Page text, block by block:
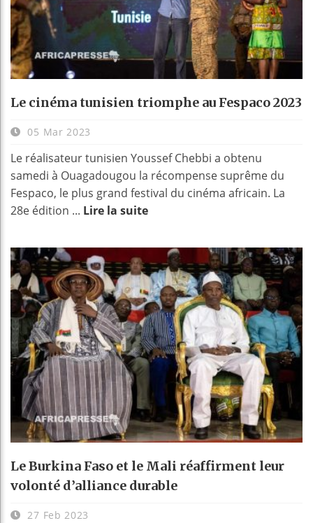
Le cinéma tunisien triomphe au Fespaco 2023
05 Mar 2023
Le réalisateur tunisien Youssef Chebbi a obtenu
samedi à Ouagadougou la récompense suprême du
Fespaco, le plus grand festival du cinéma africain. La
28e édition ... Lire la suite
Le Burkina Faso et le Mali réaffirment leur
volonté d’alliance durable
27 Feb 2023